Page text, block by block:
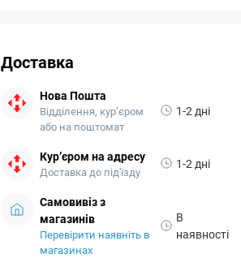
Доставка
Нова Пошта
Відділення, кур’єром
або на поштомат
1-2 дні
Кур’єром на адресу
Доставка до під'їзду
1-2 дні
Самовивіз з
магазинів
Перевірити наявніть в
магазинах
В
наявності